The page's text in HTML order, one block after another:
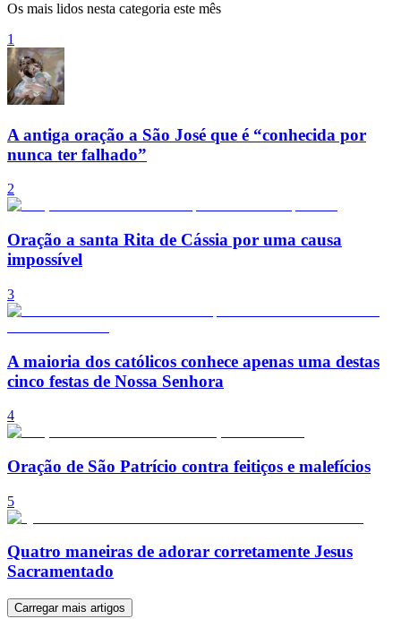
Os mais lidos nesta categoria este mês
1
A antiga oração a São José que é “conhecida por
nunca ter falhado”
2
Oração a santa Rita de Cássia por uma causa
impossível
3
A maioria dos católicos conhece apenas uma destas
cinco festas de Nossa Senhora
4
Oração de São Patrício contra feitiços e malefícios
5
Quatro maneiras de adorar corretamente Jesus
Sacramentado
Carregar mais artigos